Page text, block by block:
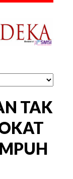
TAK